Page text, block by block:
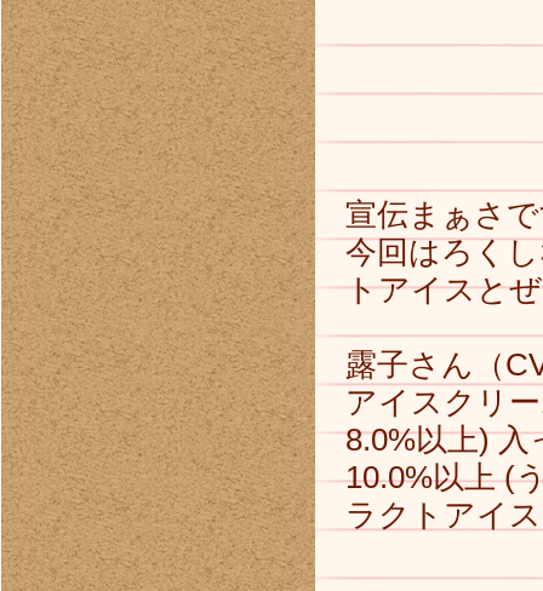
宣伝まぁさ
今回はろく
トアイスと
露子さん（
アイスクリ
8.0%以上)
10.0%以上 (
ラクトアイ